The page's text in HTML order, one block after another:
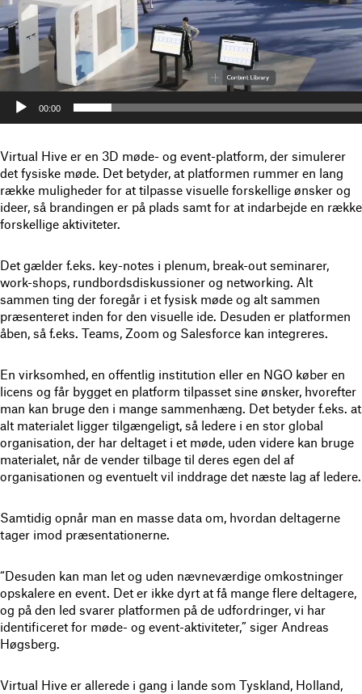
00:00
Virtual Hive er en 3D møde- og event-platform, der simulerer
det fysiske møde. Det betyder, at platformen rummer en lang
række muligheder for at tilpasse visuelle forskellige ønsker og
ideer, så brandingen er på plads samt for at indarbejde en række
forskellige aktiviteter.
Det gælder f.eks. key-notes i plenum, break-out seminarer,
work-shops, rundbordsdiskussioner og networking. Alt
sammen ting der foregår i et fysisk møde og alt sammen
præsenteret inden for den visuelle ide. Desuden er platformen
åben, så f.eks. Teams, Zoom og Salesforce kan integreres.
En virksomhed, en offentlig institution eller en NGO køber en
licens og får bygget en platform tilpasset sine ønsker, hvorefter
man kan bruge den i mange sammenhæng. Det betyder f.eks. at
alt materialet ligger tilgængeligt, så ledere i en stor global
organisation, der har deltaget i et møde, uden videre kan bruge
materialet, når de vender tilbage til deres egen del af
organisationen og eventuelt vil inddrage det næste lag af ledere.
Samtidig opnår man en masse data om, hvordan deltagerne
tager imod præsentationerne.
“Desuden kan man let og uden nævneværdige omkostninger
opskalere en event. Det er ikke dyrt at få mange flere deltagere,
og på den led svarer platformen på de udfordringer, vi har
identificeret for møde- og event-aktiviteter,” siger Andreas
Høgsberg.
Virtual Hive er allerede i gang i lande som Tyskland, Holland,